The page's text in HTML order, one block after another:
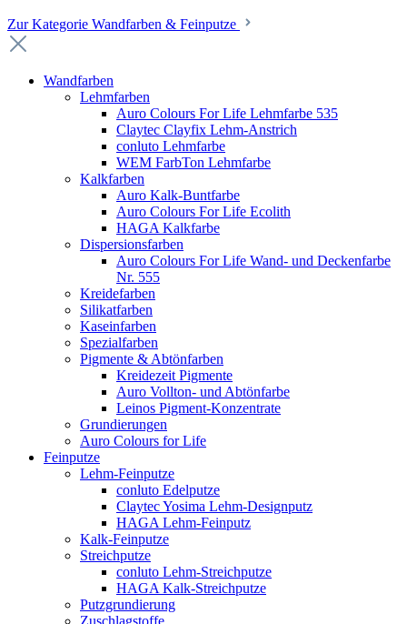
Zur Kategorie Wandfarben & Feinputze
Wandfarben
Lehmfarben
Auro Colours For Life Lehmfarbe 535
Claytec Clayfix Lehm-Anstrich
conluto Lehmfarbe
WEM FarbTon Lehmfarbe
Kalkfarben
Auro Kalk-Buntfarbe
Auro Colours For Life Ecolith
HAGA Kalkfarbe
Dispersionsfarben
Auro Colours For Life Wand- und Deckenfarbe
Nr. 555
Kreidefarben
Silikatfarben
Kaseinfarben
Spezialfarben
Pigmente & Abtönfarben
Kreidezeit Pigmente
Auro Vollton- und Abtönfarbe
Leinos Pigment-Konzentrate
Grundierungen
Auro Colours for Life
Feinputze
Lehm-Feinputze
conluto Edelputze
Claytec Yosima Lehm-Designputz
HAGA Lehm-Feinputz
Kalk-Feinputze
Streichputze
conluto Lehm-Streichputze
HAGA Kalk-Streichputze
Putzgrundierung
Zuschlagstoffe